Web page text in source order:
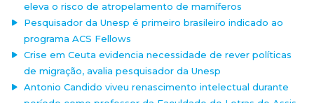
eleva o risco de atropelamento de mamíferos
Pesquisador da Unesp é primeiro brasileiro indicado ao
programa ACS Fellows
Crise em Ceuta evidencia necessidade de rever políticas
de migração, avalia pesquisador da Unesp
Antonio Candido viveu renascimento intelectual durante